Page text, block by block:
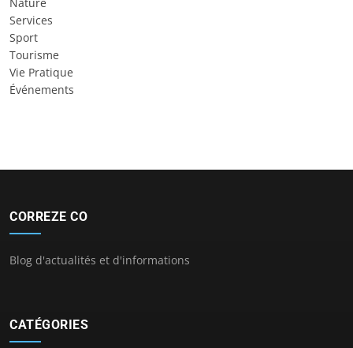
Services
Sport
Tourisme
Vie Pratique
Événements
CORREZE CO
Blog d'actualités et d'informations
CATÉGORIES